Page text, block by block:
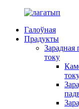
Галоўная
Прадукты
Зарадная
току